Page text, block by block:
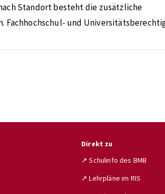
Standort besteht die zusätzliche
und
Direkt zu
↗ Schulinfo des BMB
↗ Lehrpläne im RIS